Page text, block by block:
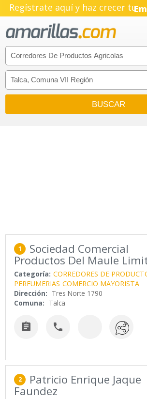
Regístrate aquí y haz crecer tu
1 Sociedad Comercial
Productos Del Maule
Categoría: CORREDORES DE
PERFUMERIAS COMERCIO MAYORISTA
Dirección: Tres Norte 1790
Comuna: Talca
 
2 Patricio Enrique Jaque
Faundez